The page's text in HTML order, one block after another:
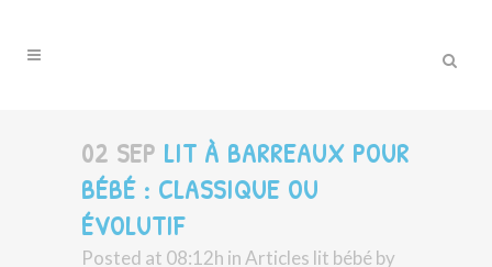
02 SEP LIT À BARREAUX POUR
BÉBÉ : CLASSIQUE OU
ÉVOLUTIF
Posted at 08:12h in Articles lit bébéby